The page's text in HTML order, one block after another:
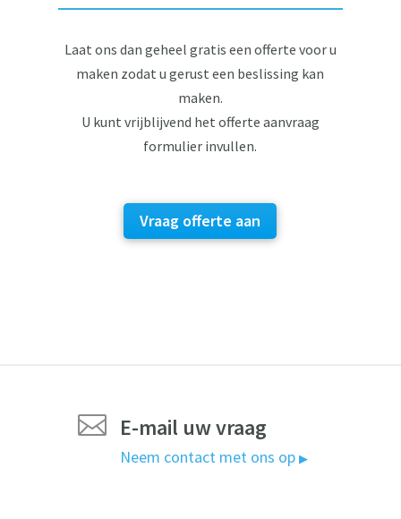
Laat ons dan geheel gratis een offerte voor u
maken zodat u gerust een beslissing kan
maken.
U kunt vrijblijvend het offerte aanvraag
formulier invullen.
Vraag offerte aan
 E-mail uw vraag
Neem contact met ons op▶